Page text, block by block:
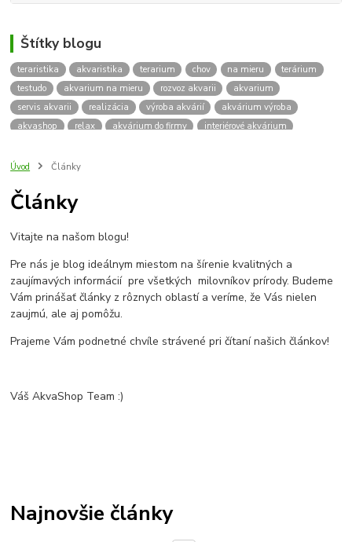
Štítky blogu
teraristika akvaristika terarium chov na mieru
terárium
testudo
akvarium na mieru rozvoz akvarii
akvarium
servis akvarii
realizácia výroba akvárií
akvárium výroba
akvashop
relax akvárium do firmy
interiérové akvárium
insektárium
skrinka
podstavec
Testudo horsfieldii
Korytnačka stepná
zriaďovanie terária
terárium pre suchozemskú korytnačku
želva
korytnačky
Bratislava
vyroba akvarii akvarium dovoz
rozvoz akvarií
záruka na akvárium
Úvod Články
Články
Vitajte na našom blogu!
Pre nás je blog ideálnym miestom na šírenie kvalitných a
zaujímavých informácií pre všetkých milovníkov prírody. Budeme
Vám prinášať články z rôznych oblastí a veríme, že Vás nielen
zaujmú, ale aj pomôžu.
Prajeme Vám podnetné chvíle strávené pri čítaní našich článkov!
Váš AkvaShop Team :)
Najnovšie články